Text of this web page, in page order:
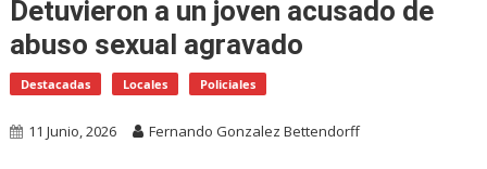
Detuvieron a un joven acusado de
abuso sexual agravado
Destacadas Locales Policiales
11 Junio, 2026 Fernando Gonzalez Bettendorff